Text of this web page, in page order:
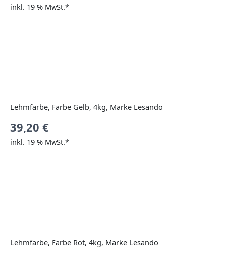
inkl. 19 % MwSt.*
Lehmfarbe, Farbe Gelb, 4kg, Marke Lesando
39,20 €
inkl. 19 % MwSt.*
Lehmfarbe, Farbe Rot, 4kg, Marke Lesando